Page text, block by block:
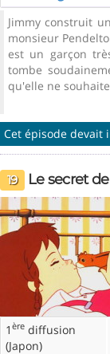
Jimmy construit
monsieur
est un garçon
tombe
qu'elle ne
Cet épisode
19 Le secret
1 ère diffusion
(Japon)